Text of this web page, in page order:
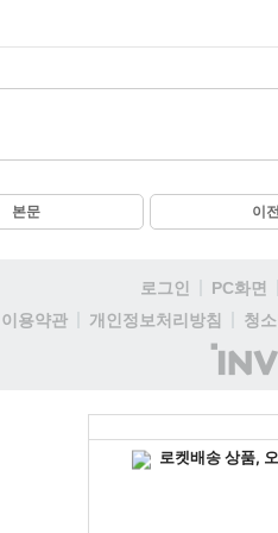
본문 이전
로그인 PC화면
이용약관
개인정보처리방침 청
(